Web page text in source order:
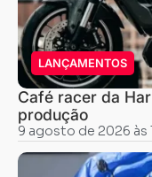
LANÇAMENTOS
Café racer da
produção
9 agosto de 2026 às